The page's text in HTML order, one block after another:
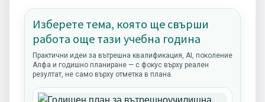
Изберете тема, която ще свърши
работа още тази учебна година
Практични идеи за вътрешна квалификация, AI, поколение
Алфа и годишно планиране — с фокус върху реален
резултат, не само върху отметка в плана.